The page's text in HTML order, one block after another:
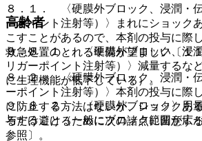
高齢者
９．８．１． 〈硬膜外ブロック、浸
リガーポイント注射等）〉減量するな
に生理機能が低下している）。
９．８．２． 〈硬膜外ブロック〉用
与すること（一般にブロック範囲が広
８．１． 〈硬膜外ブロック、浸潤・
ーポイント注射等）〉まれにショック
こすことがあるので、本剤の投与に際
救急処置のとれる準備が望ましい〔１
８．２． 〈硬膜外ブロック、浸潤・
ーポイント注射等）〉本剤の投与に際
に防止する方法はないが、ショックあ
るだけ避けるために次の諸点に留意す
参照〕。